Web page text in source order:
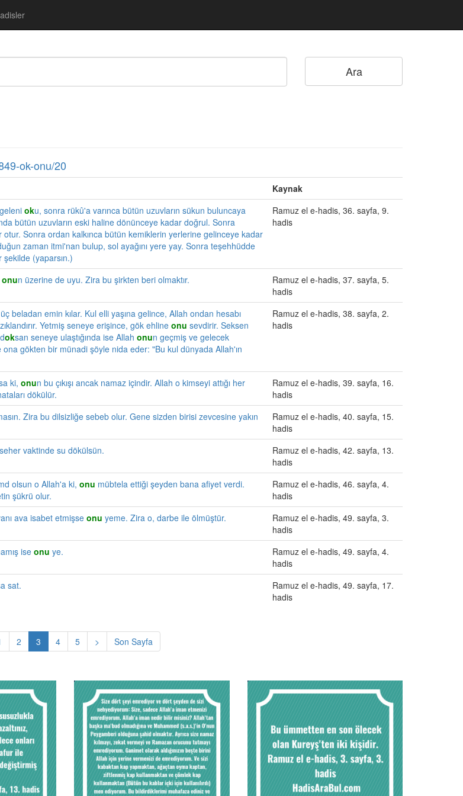
ok-onu/20
Kaynak
oku, sonra rükû'a varınca bütün uzuvların sükun buluncaya
bütün uzuvların eski haline dönünceye kadar doğrul. Sonra
Sonra ordan kalkınca bütün kemiklerin yerlerine gelinceye kadar
zaman itmi'nan bulup, sol ayağını yere yay. Sonra teşehhüdde
şekilde (yaparsın.)
Ramuz el e-hadis, 36. sayfa, 9.
hadis
onun üzerine de uyu. Zira bu şirkten beri olmaktır.
Ramuz el e-hadis, 37. sayfa, 5.
hadis
beladan emin kılar. Kul elli yaşına gelince, Allah ondan hesabı
Yetmiş seneye erişince, gök ehlineonu sevdirir. Seksen
oksan seneye ulaştığında ise Allah onun geçmiş ve gelecek
ona gökten bir münadi şöyle nida eder: "Bu kul dünyada Allah'ın
Ramuz el e-hadis, 38. sayfa, 2.
hadis
ki, onun bu çıkışı ancak namaz içindir. Allah o kimseyi attığı her
dökülür.
Ramuz el e-hadis, 39. sayfa, 16.
hadis
Zira bu dilsizliğe sebeb olur. Gene sizden birisi zevcesine yakın
Ramuz el e-hadis, 40. sayfa, 15.
hadis
vaktinde su dökülsün.
Ramuz el e-hadis, 42. sayfa, 13.
hadis
olsun o Allah'a ki, onu mübtela ettiği şeyden bana afiyet verdi.
şükrü olur.
Ramuz el e-hadis, 46. sayfa, 4.
hadis
ava isabet etmişseonu yeme. Zira o, darbe ile ölmüştür.
Ramuz el e-hadis, 49. sayfa, 3.
hadis
iseonu ye.
Ramuz el e-hadis, 49. sayfa, 4.
hadis
sat.
Ramuz el e-hadis, 49. sayfa, 17.
hadis
2 3 4 5 > Son Sayfa